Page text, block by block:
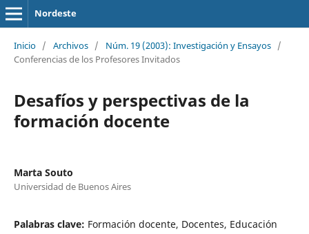
Nordeste
Inicio / Archivos / Núm. 19 (2003): Investigación y Ensayos /
Conferencias de los Profesores Invitados
Desafíos y perspectivas de la
formación docente
Marta Souto
Universidad de Buenos Aires
Palabras clave: Formación docente, Docentes, Educación